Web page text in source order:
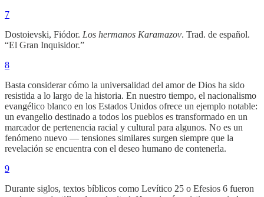
7
Dostoievski, Fiódor. Los hermanos Karamazov. Trad. de español.
“El Gran Inquisidor.”
8
Basta considerar cómo la universalidad del amor de Dios ha sido
resistida a lo largo de la historia. En nuestro tiempo, el nacionalismo
evangélico blanco en los Estados Unidos ofrece un ejemplo notable:
un evangelio destinado a todos los pueblos es transformado en un
marcador de pertenencia racial y cultural para algunos. No es un
fenómeno nuevo — tensiones similares surgen siempre que la
revelación se encuentra con el deseo humano de contenerla.
9
Durante siglos, textos bíblicos como Levítico 25 o Efesios 6 fueron